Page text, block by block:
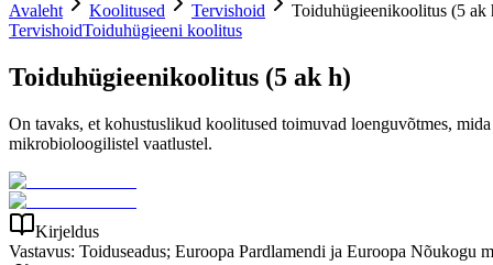
Avaleht
Koolitused Tervishoid
Toiduhügieenikoolitus (5 ak
TervishoidToiduhügieeni koolitus
Toiduhügieenikoolitus (5 ak h)
On tavaks, et kohustuslikud koolitused toimuvad loenguvõtmes,
mikrobioloogilistel vaatlustel.
Kirjeldus
Vastavus: Toiduseadus; Euroopa Pardlamendi ja Euroopa Nõukogu